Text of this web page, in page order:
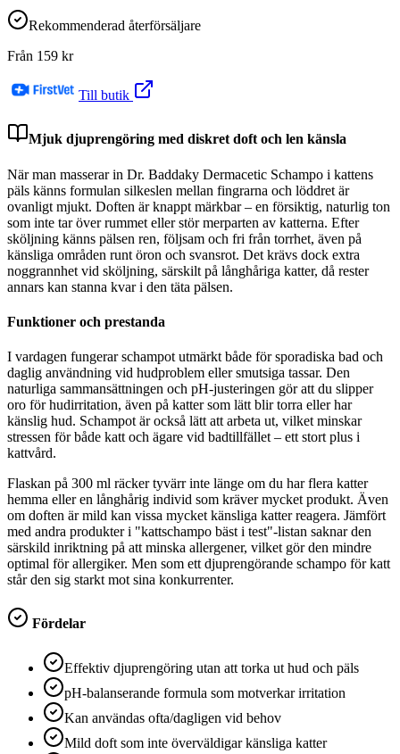
Rekommenderad återförsäljare
Från 159 kr
Till butik
Mjuk djuprengöring med diskret doft och len känsla
När man masserar in Dr. Baddaky Dermacetic Schampo i kattens
päls känns formulan silkeslen mellan fingrarna och löddret är
ovanligt mjukt. Doften är knappt märkbar – en försiktig, naturlig ton
som inte tar över rummet eller stör merparten av katterna. Efter
sköljning känns pälsen ren, följsam och fri från torrhet, även på
känsliga områden runt öron och svansrot. Det krävs dock extra
noggrannhet vid sköljning, särskilt på långhåriga katter, då rester
annars kan stanna kvar i den täta pälsen.
Funktioner och prestanda
I vardagen fungerar schampot utmärkt både för sporadiska bad och
daglig användning vid hudproblem eller smutsiga tassar. Den
naturliga sammansättningen och pH-justeringen gör att du slipper
oro för hudirritation, även på katter som lätt blir torra eller har
känslig hud. Schampot är också lätt att arbeta ut, vilket minskar
stressen för både katt och ägare vid badtillfället – ett stort plus i
kattvård.
Flaskan på 300 ml räcker tyvärr inte länge om du har flera katter
hemma eller en långhårig individ som kräver mycket produkt. Även
om doften är mild kan vissa mycket känsliga katter reagera. Jämfört
med andra produkter i "kattschampo bäst i test"-listan saknar den
särskild inriktning på att minska allergener, vilket gör den mindre
optimal för allergiker. Men som ett djuprengörande schampo för katt
står den sig starkt mot sina konkurrenter.
Fördelar
Effektiv djuprengöring utan att torka ut hud och päls
pH-balanserande formula som motverkar irritation
Kan användas ofta/dagligen vid behov
Mild doft som inte överväldigar känsliga katter